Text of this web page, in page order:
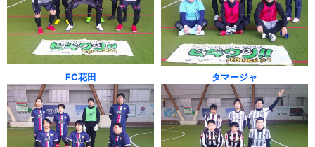
FC花田 タマージャ